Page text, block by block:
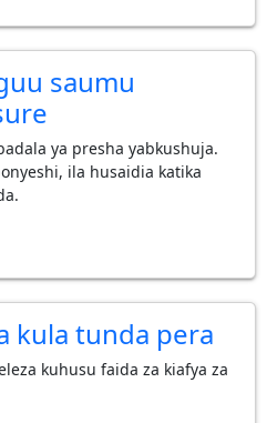
saumu
ya presha yabkushuja.
ila husaidia katika
kula tunda pera
kuhusu faida za kiafya za